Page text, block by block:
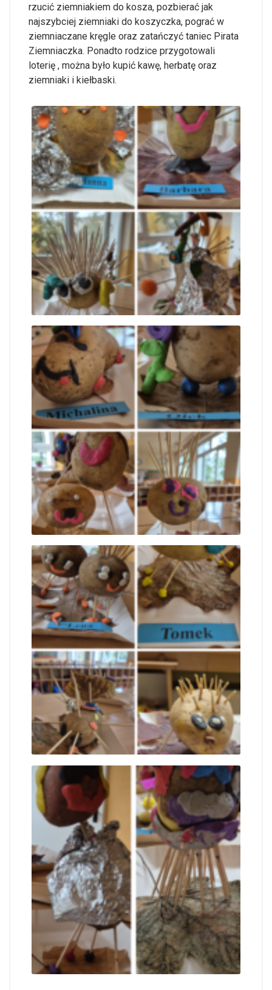
rzucić ziemniakiem do kosza, pozbierać jak
najszybciej ziemniaki do koszyczka, pograć w
ziemniaczane kręgle oraz zatańczyć taniec Pirata
Ziemniaczka. Ponadto rodzice przygotowali
loterię , można było kupić kawę, herbatę oraz
ziemniaki i kiełbaski.